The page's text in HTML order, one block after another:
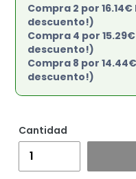
Compra 2 por
descuento!)
Compra 4 por
descuento!)
Compra 8 por
descuento!)
Cantidad